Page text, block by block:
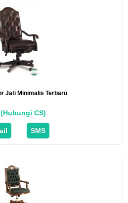
Jati Minimalis Terbaru
CS)
SMS